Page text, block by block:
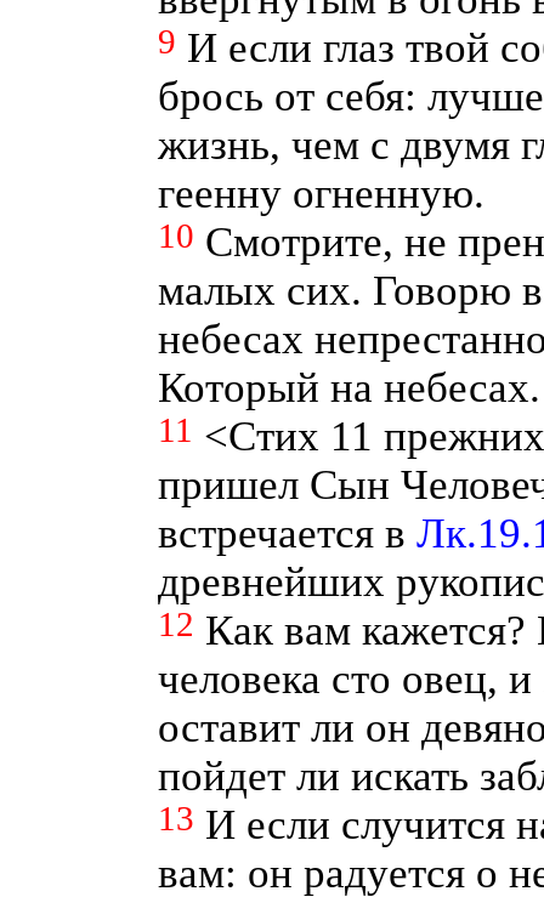
9 И если глаз твой
брось от себя:
жизнь, чем с двумя
геенну огненную.
10 Смотрите, не
малых сих. Говорю
небесах
Который на небесах.
11 <Стих 11
пришел Сын
встречается в
древнейших
12 Как вам кажется?
человека сто овец,
оставит ли он
пойдет ли искать
13 И если случится
вам: он радуется о